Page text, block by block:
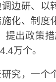
边研、以
化、制度
提出政策
万个。
，一个